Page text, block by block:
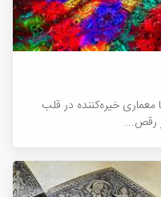
خیره‌کننده در قلب
رقص...